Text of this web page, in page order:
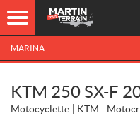
MARINA
KTM 250 SX-F
Motocyclette KTM